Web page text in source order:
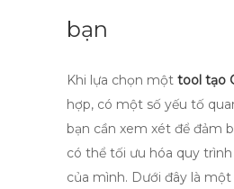
bạn
Khi lựa chọn một tool tạo
hợp, có một số yếu tố
bạn cần xem xét để đảm
có thể tối ưu hóa quy
của mình. Dưới đây là